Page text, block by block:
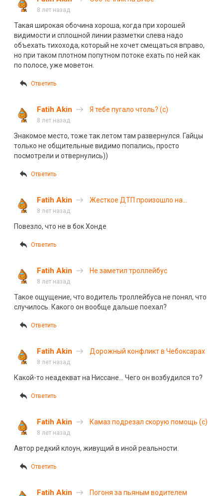
8 лет назад
Такая широкая обочина хороша, когда при хорошей
видимости и сплошной линии разметки слева надо
объехать тихохода, который не хочет смещаться вправо,
но при таком плотном попутном потоке ехать по ней как
по полосе, уже моветон.
Ответить
Fatih Akin Я тебе пугало чтоль? (с)
8 лет назад
Знакомое место, тоже так летом там развернулся. Гайцы
только не общительные видимо попались, просто
посмотрели и отвернулись))
Ответить
Fatih Akin
Жесткое ДТП произошло на
8 лет назад
Повезло, что не в бок Хонде
Ответить
Fatih Akin Не заметил троллейбус
8 лет назад
Такое ощущение, что водитель троллейбуса не понял, что
случилось. Какого он вообще дальше поехал?
Ответить
Fatih Akin Дорожный конфликт в Чебоксарах
8 лет назад
Какой-то неадекват на Ниссане… Чего он возбудился то?
Ответить
Fatih Akin Камаз подрезал скорую помощь (с)
8 лет назад
Автор редкий клоун, живущий в иной реальности.
Ответить
Fatih Akin Погоня за пьяным водителем